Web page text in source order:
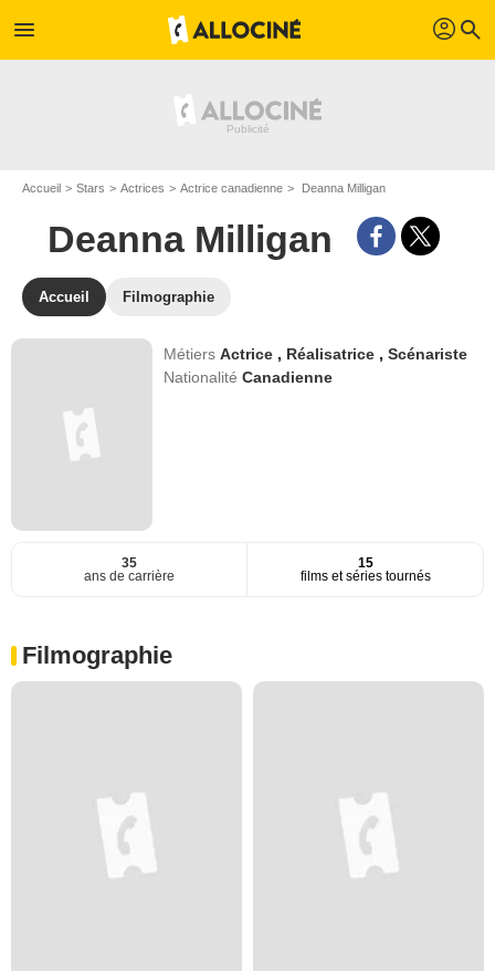
menu profil search
Accueil Stars Actrices Actrice canadienne Deanna Milligan
Deanna Milligan
Accueil Filmographie
MétiersActrice , Réalisatrice ,Scénariste
NationalitéCanadienne
35
ans de carrière
15
films et séries tournés
Filmographie